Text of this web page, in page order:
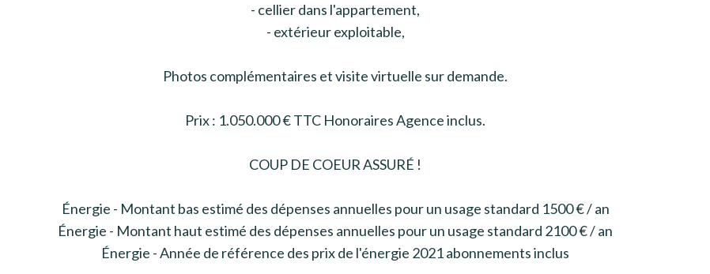
- cellier dans l'appartement,
- extérieur exploitable,
Photos complémentaires et visite virtuelle sur demande.
Prix : 1.050.000 € TTC Honoraires Agence inclus.
COUP DE COEUR ASSURÉ !
Énergie - Montant bas estimé des dépenses annuelles pour un usage standard 1500 € / an
Énergie - Montant haut estimé des dépenses annuelles pour un usage standard 2100 € / an
Énergie - Année de référence des prix de l'énergie 2021 abonnements inclus